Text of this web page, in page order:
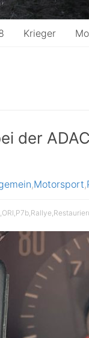
Krieger
der
,Motorsport,
ORI P7b Rallye